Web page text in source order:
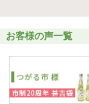
お客様の声一覧